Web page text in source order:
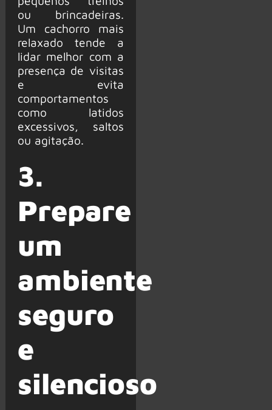
ou brincadeiras.
Um cachorro mais
relaxado tende a
lidar melhor com a
presença de visitas
e evita
comportamentos
como latidos
excessivos, saltos
ou agitação.
3.
Prepare
um
ambiente
seguro
e
silencioso